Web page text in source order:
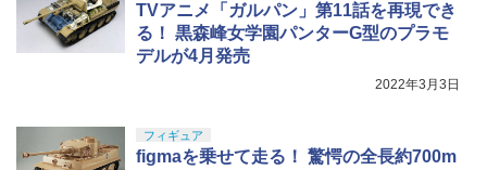
￥9,618
TVアニメ「ガルパン」第11話を再現でき
る！ 黒森峰女学園パンターG型のプラモ
デルが4月発売
2022年3月3日
フィギュア
figmaを乗せて走る！ 驚愕の全長約700m